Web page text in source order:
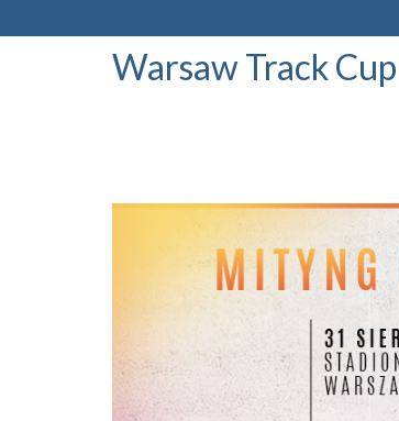
Warsaw Track Cup